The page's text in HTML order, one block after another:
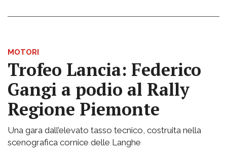
MOTORI
Trofeo Lancia: Federico
Gangi a podio al Rally
Regione Piemonte
Una gara dall’elevato tasso tecnico, costruita nella
scenografica cornice delle Langhe